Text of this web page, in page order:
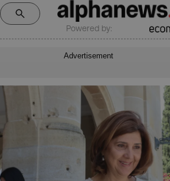
Powered by:
Advertisement